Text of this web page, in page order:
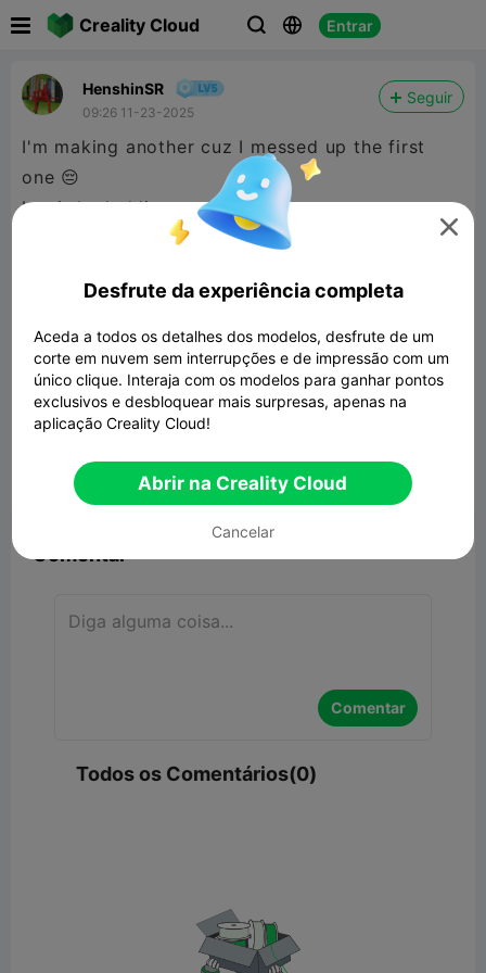
Creality Cloud   Entrar
HenshinSR
09:26 11-23-2025
Seguir
I'm making another cuz I messed up the first
one 😔
but it be holding stuff 😀
Added another since I can stack em
stackable boxes
34.78MB Modelo 3D Relacionado
Denunciar 7 
Comentar
Comentar
Todos os Comentários(0)

Desfrute da experiência completa
Aceda a todos os detalhes dos modelos, desfrute de um
corte em nuvem sem interrupções e de impressão com um
único clique. Interaja com os modelos para ganhar pontos
exclusivos e desbloquear mais surpresas, apenas na
aplicação Creality Cloud!
Abrir na Creality Cloud
Cancelar